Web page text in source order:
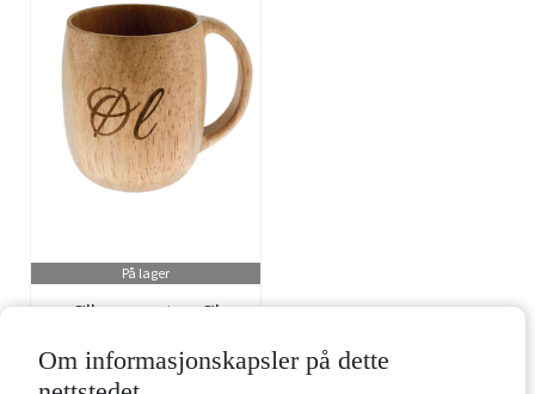
På lager
Ølkopp av tre, Øl
Art.nr: 101930
Om informasjonskapsler på dette